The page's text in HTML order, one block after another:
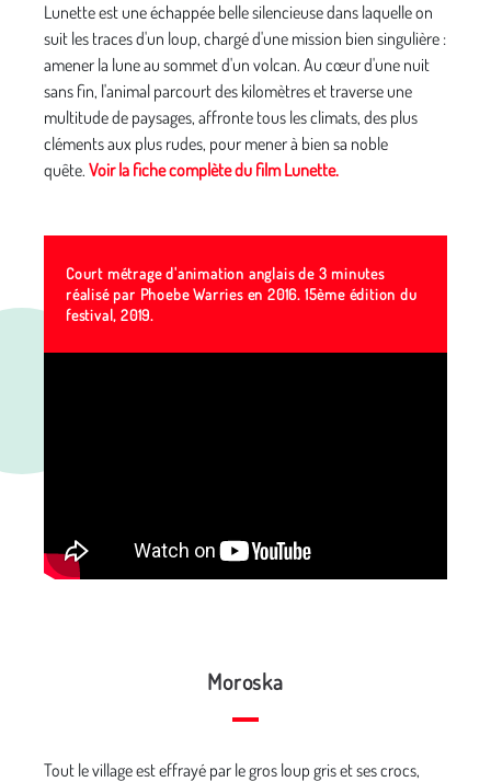
Lunette est une échappée belle silencieuse dans laquelle on
suit les traces d'un loup, chargé d'une mission bien singulière :
amener la lune au sommet d'un volcan. Au cœur d'une nuit
sans fin, l'animal parcourt des kilomètres et traverse une
multitude de paysages, affronte tous les climats, des plus
cléments aux plus rudes, pour mener à bien sa noble
quête. Voir la fiche complète du film Lunette.
Court métrage d'animation anglais de 3 minutes
réalisé par Phoebe Warries en 2016. 15ème édition du
festival, 2019.
Moroska
Tout le village est effrayé par le gros loup gris et ses crocs,